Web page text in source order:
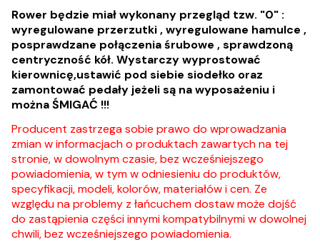
Rower będzie miał wykonany przegląd tzw. "0" :
wyregulowane przerzutki , wyregulowane hamulce ,
posprawdzane połączenia śrubowe , sprawdzoną
centryczność kół. Wystarczy wyprostować
kierownicę,ustawić pod siebie siodełko oraz
zamontować pedały jeżeli są na wyposażeniu i
można ŚMIGAĆ !!!
Producent zastrzega sobie prawo do wprowadzania
zmian w informacjach o produktach zawartych na tej
stronie, w dowolnym czasie, bez wcześniejszego
powiadomienia, w tym w odniesieniu do produktów,
specyfikacji, modeli, kolorów, materiałów i cen. Ze
względu na problemy z łańcuchem dostaw może dojść
do zastąpienia części innymi kompatybilnymi w dowolnej
chwili, bez wcześniejszego powiadomienia.